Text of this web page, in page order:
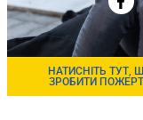
НАТИСНІТЬ ТУТ,
ЗРОБИТИ